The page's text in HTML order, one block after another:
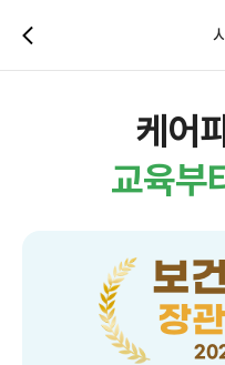
케어
교육부
보
장